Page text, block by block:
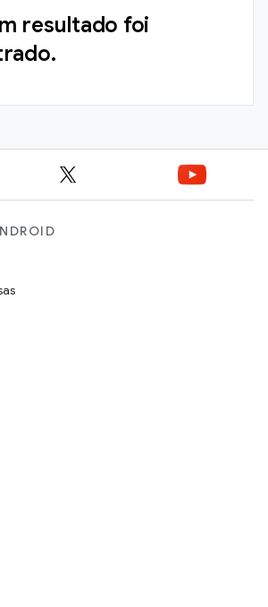
resultado foi